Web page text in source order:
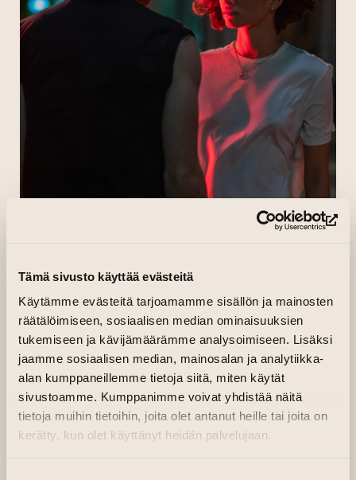
Tämä sivusto käyttää evästeitä
Käytämme evästeitä tarjoamamme sisällön ja mainosten
räätälöimiseen, sosiaalisen median ominaisuuksien
tukemiseen ja kävijämäärämme analysoimiseen. Lisäksi
jaamme sosiaalisen median, mainosalan ja analytiikka-
alan kumppaneillemme tietoja siitä, miten käytät
sivustoamme. Kumppanimme voivat yhdistää näitä
tietoja muihin tietoihin, joita olet antanut heille tai joita on
kerätty, kun olet käyttänyt heidän palvelujaan.
Yhdysvallat, Italia (2024)
Ohjaus: Luca Guadagnino
Käsikirjoitus: Justin Kuritzkes
Pääosissa: Mike Faist, Josh O’Connor,
Zendaya
K-12
131 minuuttia
Englanniksi (suomenkieliset tekstit)
Näytösliput 8 € / kpl
Visionäärisen elokuvantekijän Luca